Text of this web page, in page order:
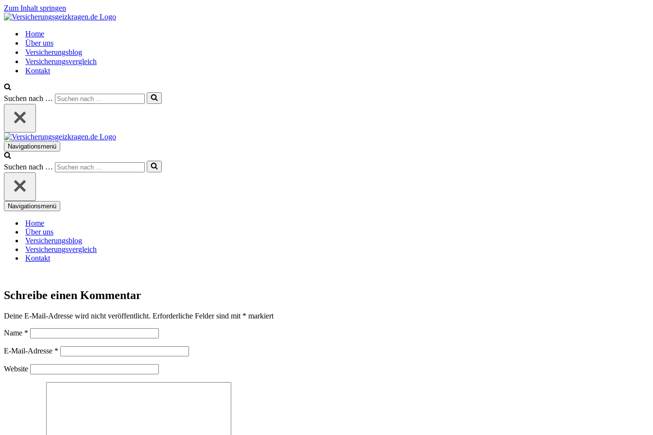
Zum Inhalt springen
Home
Über uns
Versicherungsblog
Versicherungsvergleich
Kontakt
Suchen nach …
Navigationsmenü
Suchen nach …
Navigationsmenü
Home
Über uns
Versicherungsblog
Versicherungsvergleich
Kontakt
Schreibe einen Kommentar
Deine E-Mail-Adresse wird nicht veröffentlicht. Erforderliche Felder sind mit * markiert
Name *
E-Mail-Adresse *
Website